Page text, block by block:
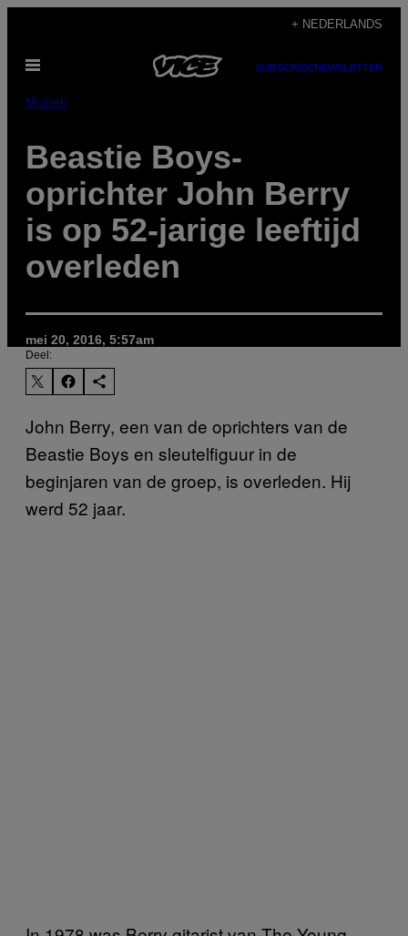
de
inhoud
+ NEDERLANDS
Open
SUBSCRIBENEWSLETTER
Muziek
Beastie Boys-
oprichter John Berry
is op 52-jarige leeftijd
overleden
mei 20, 2016, 5:57am
Deel:
John Berry, een van de oprichters van de
Beastie Boys en sleutelfiguur in de
beginjaren van de groep, is overleden. Hij
werd 52 jaar.